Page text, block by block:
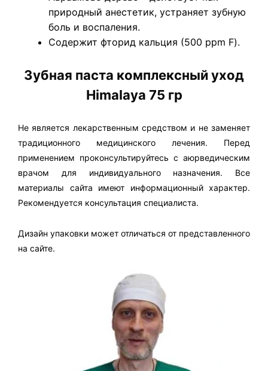
природный анестетик, устраняет зубную
боль и воспаления.
Содержит фторид кальция (500 ppm F).
Зубная паста комплексный уход
Himalaya 75 гр
Не является лекарственным средством и не заменяет
традиционного медицинского лечения. Перед
применением проконсультируйтесь с аюрведическим
врачом для индивидуального назначения. Все
материалы сайта имеют информационный характер.
Рекомендуется консультация специалиста.
Дизайн упаковки может отличаться от представленного
на сайте.